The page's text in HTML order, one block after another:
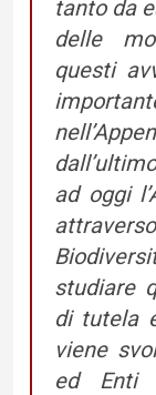
tanto da
delle
questi
ad oggi
studiare
di tutela
viene
ed Enti